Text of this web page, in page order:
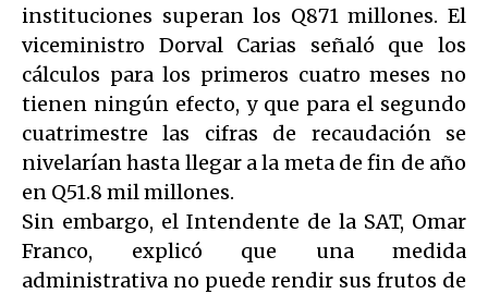
instituciones superan los Q871 millones. El
viceministro Dorval Carias señaló que los
cálculos para los primeros cuatro meses no
tienen ningún efecto, y que para el segundo
cuatrimestre las cifras de recaudación se
nivelarían hasta llegar a la meta de fin de año
en Q51.8 mil millones.
Sin embargo, el Intendente de la SAT, Omar
Franco, explicó que una medida
administrativa no puede rendir sus frutos de